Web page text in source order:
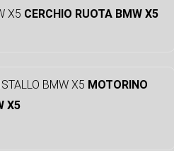
CERCHIO RUOTA BMW X5
MOTORINO
X5